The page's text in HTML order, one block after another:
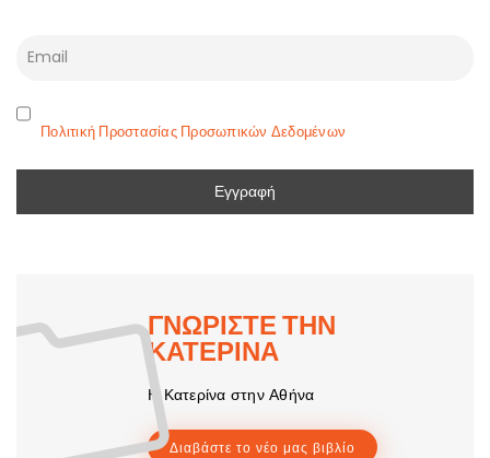
Πολιτική Προστασίας Προσωπικών Δεδομένων
ΓΝΩΡΙΣΤΕ ΤΗΝ
ΚΑΤΕΡΙΝΑ
Η Κατερίνα στην Αθήνα
Διαβάστε το νέο μας βιβλίο